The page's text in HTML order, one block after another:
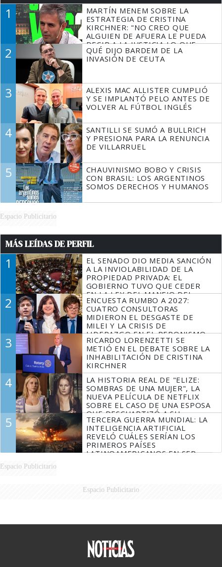
1
MARTÍN MENEM SOBRE LA
ESTRATEGIA DE CRISTINA
KIRCHNER: "NO CREO QUE
ALGUIEN DE AFUERA LE PUEDA
DECIR A LA JUSTICIA LO QUE
TIENE QUE HACER"
2
QUÉ DIJO BARDEM DE LA
INVASIÓN DE CEUTA
3
ALEXIS MAC ALLISTER CUMPLIÓ
Y SE IMPLANTÓ PELO ANTES DE
VOLVER AL FÚTBOL INGLÉS
4
SANTILLI SE SUMÓ A BULLRICH
Y PRESIONA PARA LA RENUNCIA
DE VILLARRUEL
5
CHAUVINISMO BOBO Y CRISIS
CON BRASIL: LOS ARGENTINOS
SOMOS DERECHOS Y HUMANOS
Espacio Publicitario
MÁS LEÍDAS DE PERFIL
1
EL SENADO DIO MEDIA SANCIÓN
A LA INVIOLABILIDAD DE LA
PROPIEDAD PRIVADA: EL
GOBIERNO TUVO QUE CEDER
EN LA LEY DEL MANEJO DEL
FUEGO
2
ENCUESTA RUMBO A 2027:
CUATRO CONSULTORAS
MIDIERON EL DESGASTE DE
MILEI Y LA CRISIS DE
LIDERAZGO EN EL PERONISMO
3
RICARDO LORENZETTI SE
METIÓ EN EL DEBATE SOBRE LA
INHABILITACIÓN DE CRISTINA
KIRCHNER
4
LA HISTORIA REAL DE "ELIZE:
SOMBRAS DE UNA MUJER", LA
NUEVA PELÍCULA DE NETFLIX
SOBRE EL CASO DE UNA ESPOSA
QUE DESCUARTIZÓ A SU
MARIDO
5
TERCERA GUERRA MUNDIAL: LA
INTELIGENCIA ARTIFICIAL
REVELÓ CUÁLES SERÍAN LOS
PRIMEROS PAÍSES
LATINOAMERICANOS EN SER
Espacio Publicitario
Espacio Publicitario